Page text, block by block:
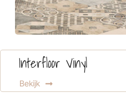
Interfloor Vinyl
Bekijk